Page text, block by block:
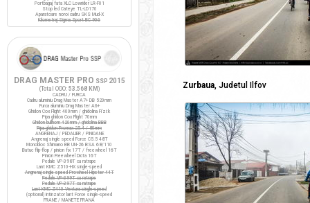
Zurbaua, Judetul Ilfov
Portbagaj fata XLC Lowrider LR-F01
Stop led Cateye TL-LD170
Aparatoare noroi cadru SKS Mud-X
Kilometraj Sigma Sport BC 906
DRAG MASTER PRO SSP 2015
(Total ODO: 53.568 KM )
CADRU / FURCA
Cadru aluminiu Drag Master A7+ DB 520mm
Furca aluminiu Drag Master A6+
Ghidon Cox Flight 400mm / ghidolina Fi'zi:k
Pipa ghidon Cox Flight 70mm
Ghidon bullhorn 420mm / ghidolina BBB
Pipa ghidon Promax 25.4 / 80mm
ANGRENAJ / PEDALIER / PINIOANE
Angrenaj single speed Force C5.5 48T
Monobloc Shimano BB UN-26 BSA 68/110
Butuc flip-flop / pinion fix 17T / freewheel 16T
Pinion Freewheel Dicta 16T
Pedale VP-398T cu ratrape
Lant KMC Z510-HX single-speed
Angrenaj single speed Prowheel Hipster 44T
Pedale VP-399T cu ratrape
Pedale VP-397T cu ratrape
Lant KMC Z410 Ventura single-speed
(optional) Intinzator lant Force single-speed
FRANE / MANETE FRANA